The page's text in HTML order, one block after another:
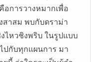
อการวางหมากเพื่อ
สาสม พบกับดราม่า
ไหวชิงพริบ ในรูปแบบ
กับทุกแผนการ มา